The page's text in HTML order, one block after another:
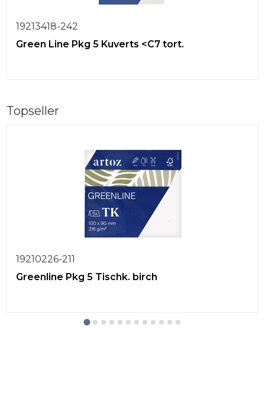
19213418-242
Green Line Pkg 5 Kuverts <C7 tort.
Topseller
19210226-211
Greenline Pkg 5 Tischk. birch